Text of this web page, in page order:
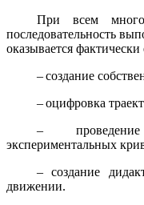
При всем
последовательность
оказывается
–создание
–оцифровка
–проведение
экспериментальных
–создание
движении.